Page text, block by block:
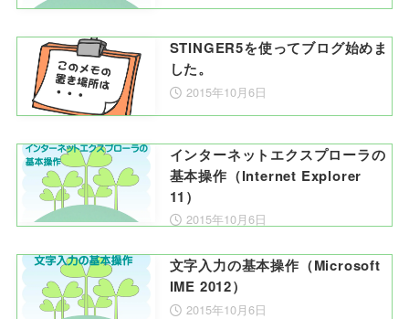
STINGER5を使ってブログ始めま
した。
2015年10月6日
インターネットエクスプローラの
基本操作（Internet Explorer
11）
2015年10月6日
文字入力の基本操作（Microsoft
IME 2012）
2015年10月6日